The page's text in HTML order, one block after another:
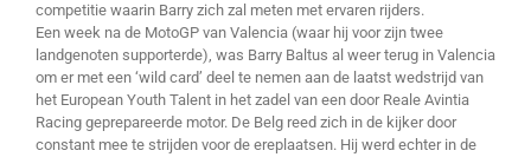
competitie waarin Barry zich zal meten met ervaren rijders.
Een week na de MotoGP van Valencia (waar hij voor zijn twee
landgenoten supporterde), was Barry Baltus al weer terug in Valencia
om er met een ‘wild card’ deel te nemen aan de laatst wedstrijd van
het European Youth Talent in het zadel van een door Reale Avintia
Racing geprepareerde motor. De Belg reed zich in de kijker door
constant mee te strijden voor de ereplaatsen. Hij werd echter in de